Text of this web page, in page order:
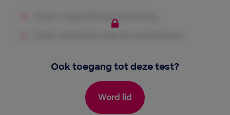
Ook toegang tot deze test?
Word lid